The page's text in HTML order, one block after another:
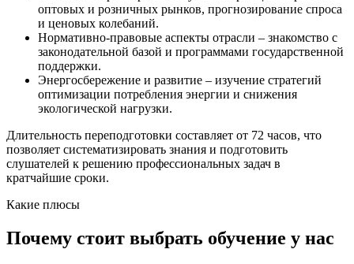
оптовых и розничных рынков, прогнозирование спроса
и ценовых колебаний.
Нормативно-правовые аспекты отрасли – знакомство с
законодательной базой и программами государственной
поддержки.
Энергосбережение и развитие – изучение стратегий
оптимизации потребления энергии и снижения
экологической нагрузки.
Длительность переподготовки составляет от 72 часов, что
позволяет систематизировать знания и подготовить
слушателей к решению профессиональных задач в
кратчайшие сроки.
Какие плюсы
Почему стоит выбрать обучение у нас